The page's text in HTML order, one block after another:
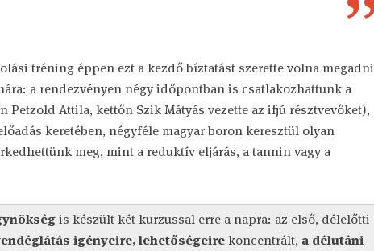
tréning éppen ezt a kezdő bíztatást szerette volna megadni
a rendezvényen négy időpontban is csatlakozhattunk a
Petzold Attila, kettőn Szik Mátyás vezette az ifjú résztvevőket),
keretében, négyféle magyar boron keresztül olyan
meg, mint a reduktív eljárás, a tannin vagy a
is készült két kurzussal erre a napra: az első, délelőtti
igényeire, lehetőségeirekoncentrált, a délutáni